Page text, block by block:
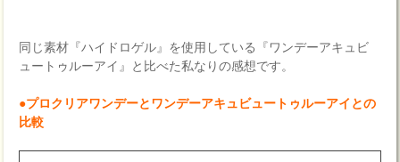
同じ素材『ハイドロゲル』を使用している『ワンデーアキュビ
ュートゥルーアイ』と比べた私なりの感想です。
●プロクリアワンデーとワンデーアキュビュートゥルーアイとの
比較